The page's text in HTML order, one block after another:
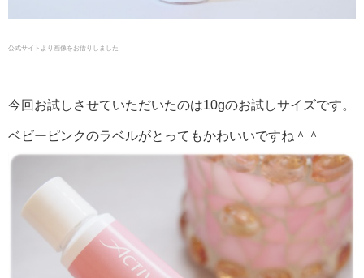
公式サイトより画像をお借りしました
今回お試しさせていただいたのは10gのお試しサイズです。
ベビーピンクのラベルがとってもかわいいですね＾＾